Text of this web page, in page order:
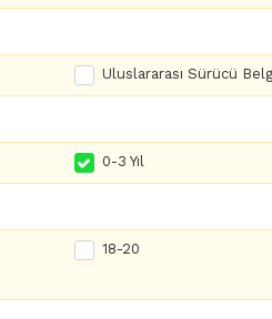
Uluslararası Sürücü
0-3 Yıl
18-20